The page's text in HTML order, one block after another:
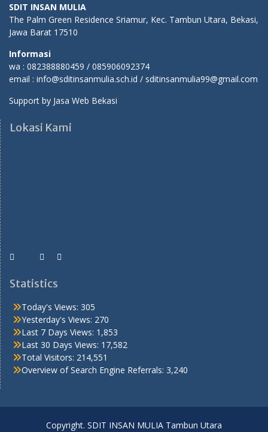
SDIT INSAN MULIA
The Palm Green Residence Sriamur, Kec. Tambun Utara, Bekasi,
Jawa Barat 17510
Informasi
wa : 082388880459 / 085906092374
email : info@sditinsanmulia.sch.id / sditinsanmulia99@gmail.com
Support by Jasa Web Bekasi
Lokasi Kami
Statistics
Today's Views: 305
Yesterday's Views: 270
Last 7 Days Views: 1,853
Last 30 Days Views: 17,582
Total Visitors: 214,551
Overview of Search Engine Referrals: 3,240
Copyright. SDIT INSAN MULIA Tambun Utara